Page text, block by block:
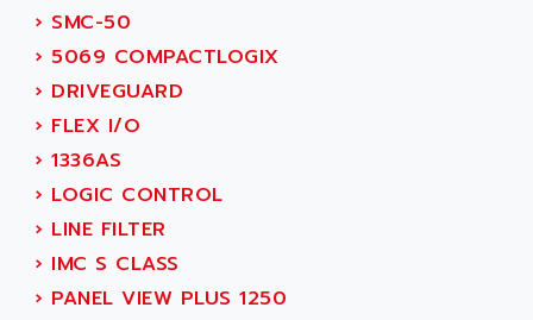
RJ3
A03B
ARGOLUX AS
TSX 21
ALTISTART
TEXT DISPLAY
SIMATIC S5 115U
SINUMERIK 840
SMTBD1
AIRMAT
AIRPES
AIRWELL
AISA
AIXIA SYSTEMES
AJC BATTERY
AJHUA TECHNOLOGY
AJR DIFFUSION
AK ELECTRONIQUE
› SMC-50
› 5069 COMPACTLOGIX
› DRIVEGUARD
› FLEX I/O
› 1336AS
› LOGIC CONTROL
› LINE FILTER
› IMC S CLASS
› PANEL VIEW PLUS 1250